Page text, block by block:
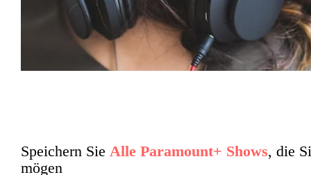
Speichern Sie Alle Paramount+ Shows, die
mögen